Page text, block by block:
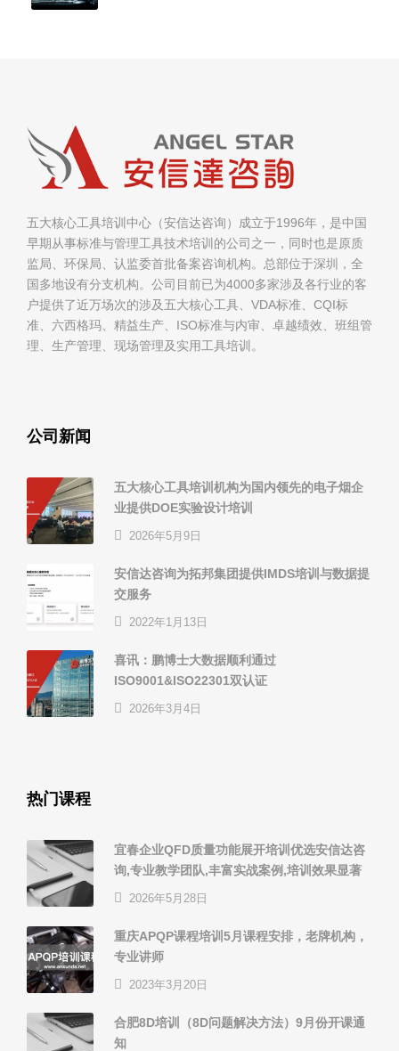
五大核心工具培训中心（安信达咨询）成立于1996年，是中国
早期从事标准与管理工具技术培训的公司之一，同时也是原质
监局、环保局、认监委首批备案咨询机构。总部位于深圳，全
国多地设有分支机构。公司目前已为4000多家涉及各行业的客
户提供了近万场次的涉及五大核心工具、VDA标准、CQI标
准、六西格玛、精益生产、ISO标准与内审、卓越绩效、班组管
理、生产管理、现场管理及实用工具培训。
公司新闻
五大核心工具培训机构为国内领先的电子烟企
业提供DOE实验设计培训
2026年5月9日
安信达咨询为拓邦集团提供IMDS培训与数据提
交服务
2022年1月13日
喜讯：鹏博士大数据顺利通过
ISO9001&ISO22301双认证
2026年3月4日
热门课程
宜春企业QFD质量功能展开培训优选安信达咨
询,专业教学团队,丰富实战案例,培训效果显著
2026年5月28日
重庆APQP课程培训5月课程安排，老牌机构，
专业讲师
2023年3月20日
合肥8D培训（8D问题解决方法）9月份开课通
知